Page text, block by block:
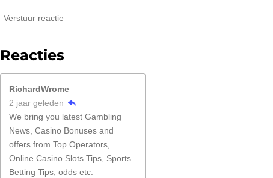
Verstuur reactie
Reacties
RichardWrome
2 jaar geleden
We bring you latest Gambling
News, Casino Bonuses and
offers from Top Operators,
Online Casino Slots Tips, Sports
Betting Tips, odds etc.